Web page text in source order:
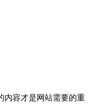
内容才是网站需要的重